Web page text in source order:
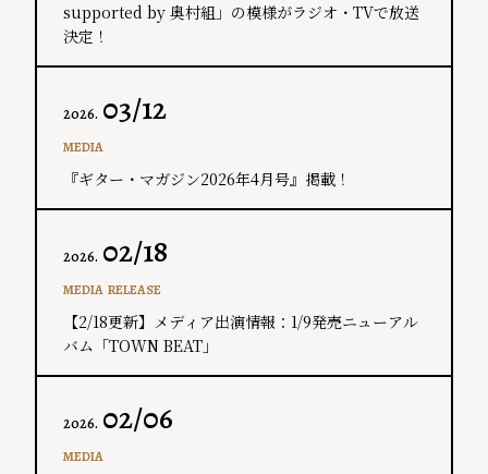
supported by 奥村組」の模様がラジオ・TVで放送
決定！
2026. 03/12
MEDIA
『ギター・マガジン2026年4月号』掲載！
2026. 02/18
MEDIA RELEASE
【2/18更新】メディア出演情報：​1/9発売ニューアル
バム「TOWN BEAT」
2026. 02/06
MEDIA